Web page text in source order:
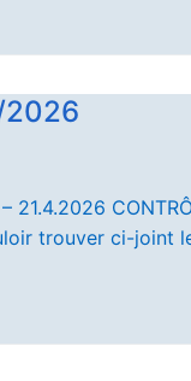
2026
21.4.2026
trouver ci-joint